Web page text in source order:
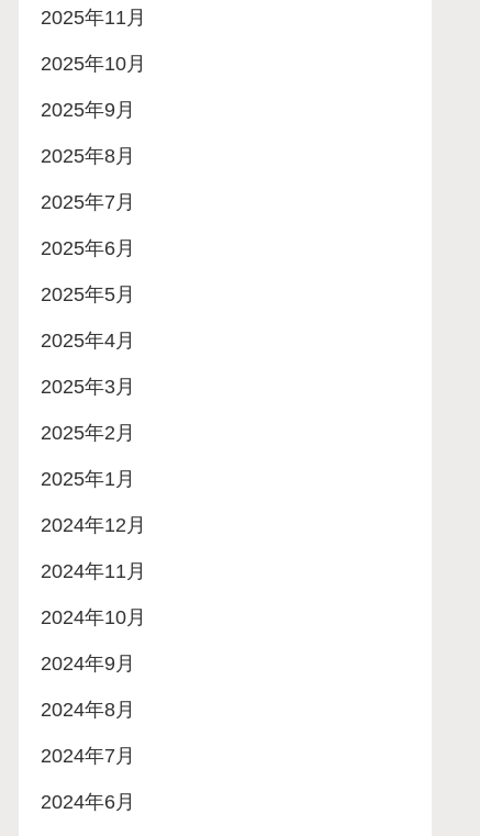
2025年11月
2025年10月
2025年9月
2025年8月
2025年7月
2025年6月
2025年5月
2025年4月
2025年3月
2025年2月
2025年1月
2024年12月
2024年11月
2024年10月
2024年9月
2024年8月
2024年7月
2024年6月